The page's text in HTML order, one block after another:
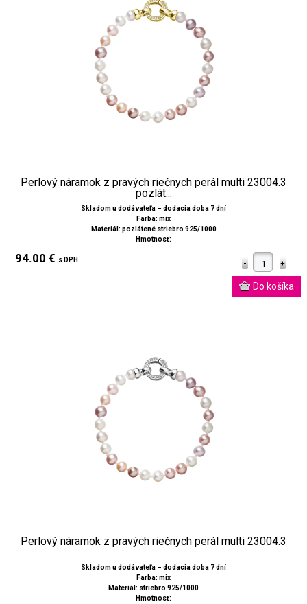
Perlový náramok z pravých riečnych perál multi 23004.3
pozlát...
Skladom u dodávateľa – dodacia doba 7 dní
Farba: mix
Materiál: pozlátené striebro 925/1000
Hmotnosť:
94.00 € s DPH
Perlový náramok z pravých riečnych perál multi 23004.3
Skladom u dodávateľa – dodacia doba 7 dní
Farba: mix
Materiál: striebro 925/1000
Hmotnosť: